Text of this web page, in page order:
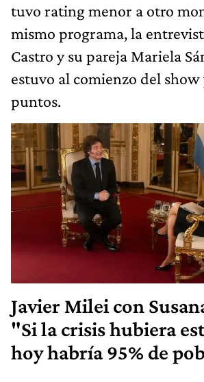
tuvo rating menor a otro
mismo programa, la
Castro y su pareja Mariela
estuvo al comienzo del show
puntos.
Javier Milei con
"Si la crisis hubiera
hoy habría 95% de